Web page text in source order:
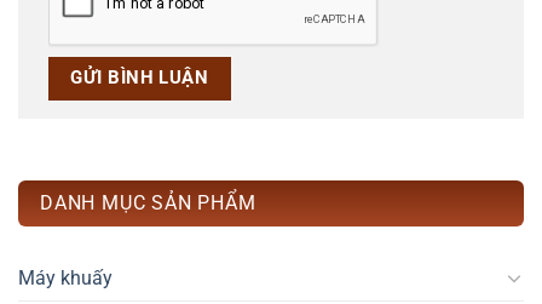
DANH MỤC SẢN PHẨM
Máy khuấy